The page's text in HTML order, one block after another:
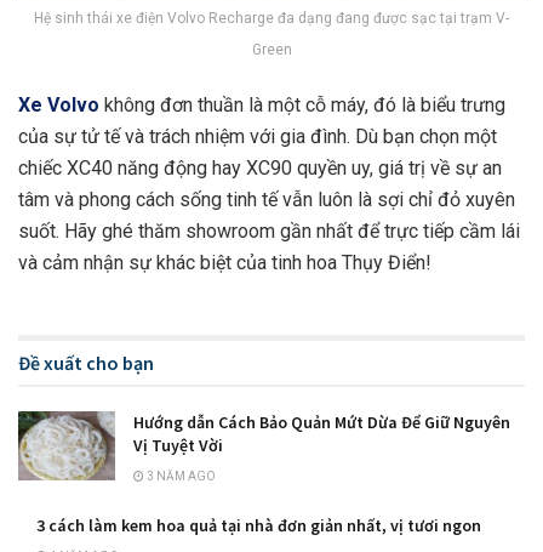
Hệ sinh thái xe điện Volvo Recharge đa dạng đang được sạc tại trạm V-
Green
Xe Volvo không đơn thuần là một cỗ máy, đó là biểu trưng
của sự tử tế và trách nhiệm với gia đình. Dù bạn chọn một
chiếc XC40 năng động hay XC90 quyền uy, giá trị về sự an
tâm và phong cách sống tinh tế vẫn luôn là sợi chỉ đỏ xuyên
suốt. Hãy ghé thăm showroom gần nhất để trực tiếp cầm lái
và cảm nhận sự khác biệt của tinh hoa Thụy Điển!
Đề xuất cho bạn
Hướng dẫn Cách Bảo Quản Mứt Dừa Để Giữ Nguyên
Vị Tuyệt Vời
3 NĂM AGO
3 cách làm kem hoa quả tại nhà đơn giản nhất, vị tươi ngon